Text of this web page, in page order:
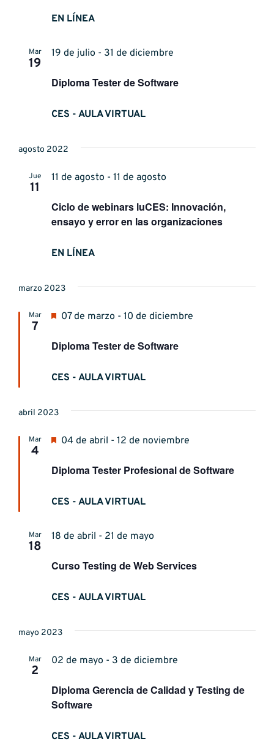
EN LÍNEA
Mar
19
Diploma Tester de Software
19 de julio - 31 de diciembre
CES - AULA VIRTUAL
agosto 2022
Jue
11
Ciclo de webinars luCES: Innovación,
ensayo y error en las organizaciones
11 de agosto - 11 de agosto
EN LÍNEA
marzo 2023
Mar
7
Diploma Tester de Software
Destacado
07 de marzo - 10 de diciembre
CES - AULA VIRTUAL
abril 2023
Mar
4
Diploma Tester Profesional de Software
Destacado
04 de abril - 12 de noviembre
CES - AULA VIRTUAL
Mar
18
Curso Testing de Web Services
18 de abril - 21 de mayo
CES - AULA VIRTUAL
mayo 2023
Mar
2
Diploma Gerencia de Calidad y Testing de
Software
02 de mayo - 3 de diciembre
CES - AULA VIRTUAL